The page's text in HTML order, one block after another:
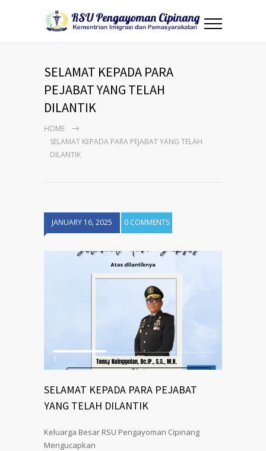
SELAMAT KEPADA PARA
PEJABAT YANG TELAH
DILANTIK
HOME
SELAMAT KEPADA PARA PEJABAT YANG TELAH
DILANTIK
JANUARY 16, 2025 0 COMMENTS
1 2 3
SELAMAT KEPADA PARA PEJABAT
YANG TELAH DILANTIK
Keluarga Besar RSU Pengayoman Cipinang
Mengucapkan